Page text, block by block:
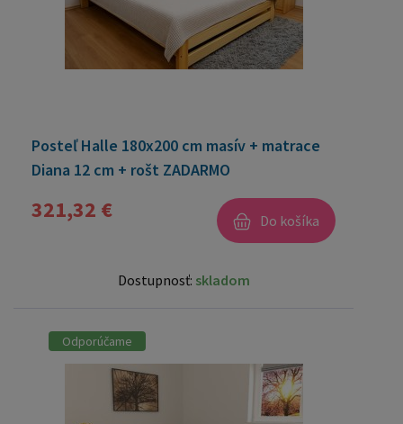
Posteľ Halle 180x200 cm masív + matrace
Diana 12 cm + rošt ZADARMO
321,32 € Do košíka
Dostupnosť: skladom
Odporúčame